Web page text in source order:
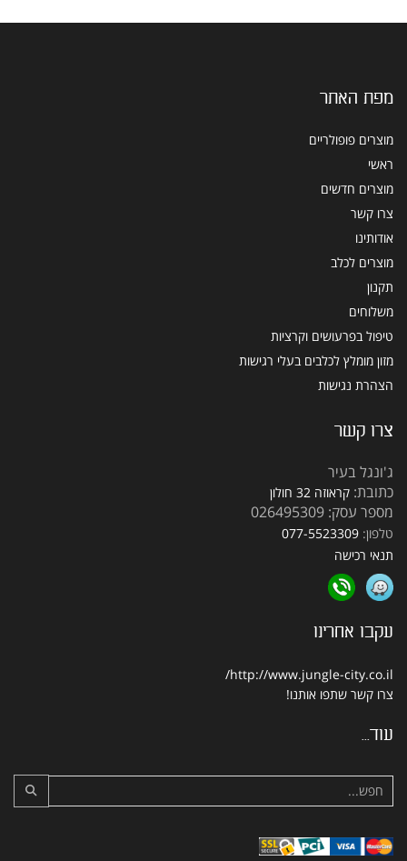
מפת האתר
מוצרים פופולריים
ראשי
מוצרים חדשים
צרו קשר
אודותינו
מוצרים לכלב
תקנון
משלוחים
טיפול בפרעושים וקרציות
מזון מומלץ לכלבים בעלי רגישות
הצהרת נגישות
צרו קשר
ג'ונגל בעיר
כתובת: קראוזה 32 חולון
מספר עסק: 026495309
טלפון: 077-5523309
תנאי רכישה
עקבו אחרינו
http://www.jungle-city.co.il/
צרו קשר שתפו אותנו!
עוד...